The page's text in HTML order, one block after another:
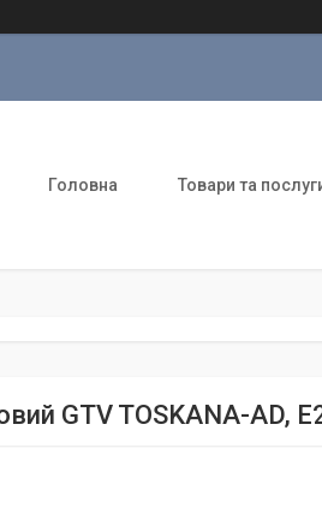
Головна Товари та
GTV TOSKANA-AD,